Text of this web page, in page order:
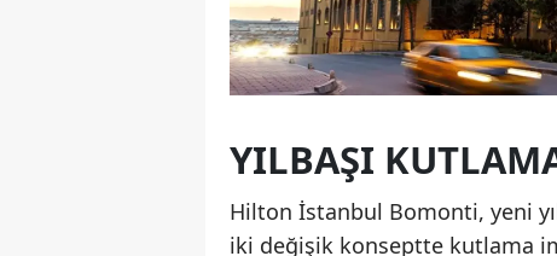
YILBAŞI
Hilton İstanbul Bomonti, yeni
iki değişik konseptte kutlama